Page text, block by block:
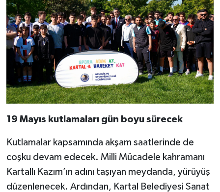
19 Mayıs kutlamaları gün boyu sürecek
Kutlamalar kapsamında akşam saatlerinde de
coşku devam edecek. Milli Mücadele kahramanı
Kartallı Kazım’ın adını taşıyan meydanda, yürüyüş
düzenlenecek. Ardından, Kartal Belediyesi Sanat